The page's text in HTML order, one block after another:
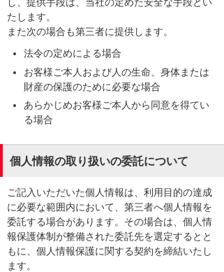
し、提供手段は、当社の定めた安全な手段とい
たします。
また次の場合も第三者に提供します。
法令の定めによる場合
お客様ご本人および人の生命、身体または
財産の保護のために必要な場合
あらかじめお客様ご本人から同意を得てい
る場合
個人情報の取り扱いの委託について
ご記入いただいた個人情報は、利用目的の達成
に必要な範囲内において、第三者へ個人情報を
委託する場合があります。その場合は、個人情
報保護体制が整備された委託先を選定するとと
もに、個人情報保護に関する契約を締結いたし
ます。